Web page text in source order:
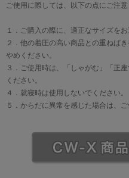
ご使用に際しては、以下の点にご注意
１．ご購入の際に、適正なサイズをお
２．他の着圧の高い商品との重ねば
やめください。
３．ご使用時は、「しゃがむ」「正
ください。
４．就寝時は使用しないでください。
５．からだに異常を感じた場合は、ご